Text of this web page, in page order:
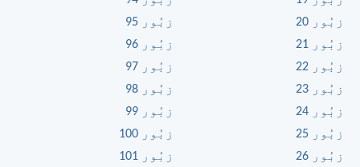
زبُور 20
زبُور 21
زبُور 22
زبُور 23
زبُور 24
زبُور 25
زبُور 26
زبُور 95
زبُور 96
زبُور 97
زبُور 98
زبُور 99
زبُور 100
زبُور 101